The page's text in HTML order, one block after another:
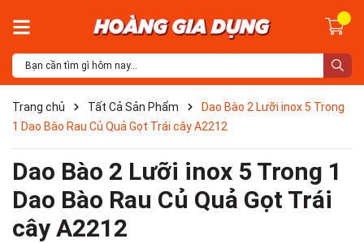
Trang chủ Tất Cả Sản Phẩm
Dao Bào 2 Lưỡi inox 5 Trong
1 Dao Bào Rau Củ Quả Gọt Trái cây A2212
Dao Bào 2 Lưỡi inox 5 Trong 1
Dao Bào Rau Củ Quả Gọt Trái
cây A2212